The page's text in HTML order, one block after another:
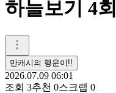
하늘보기 4회
만캐시의 행운이!!
2026.07.09 06:01
조회 3추천 0스크랩 0